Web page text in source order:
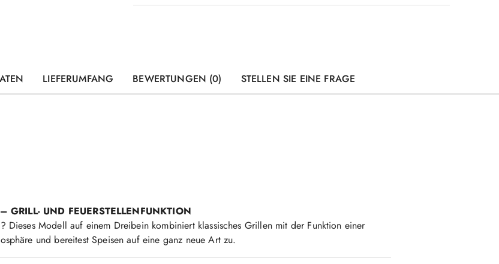
LIEFERUMFANG BEWERTUNGEN (0) STELLEN SIE EINE FRAGE
UND FEUERSTELLENFUNKTION
Dieses Modell auf einem Dreibein kombiniert klassisches Grillen mit der Funktion einer
und bereitest Speisen auf eine ganz neue Art zu.